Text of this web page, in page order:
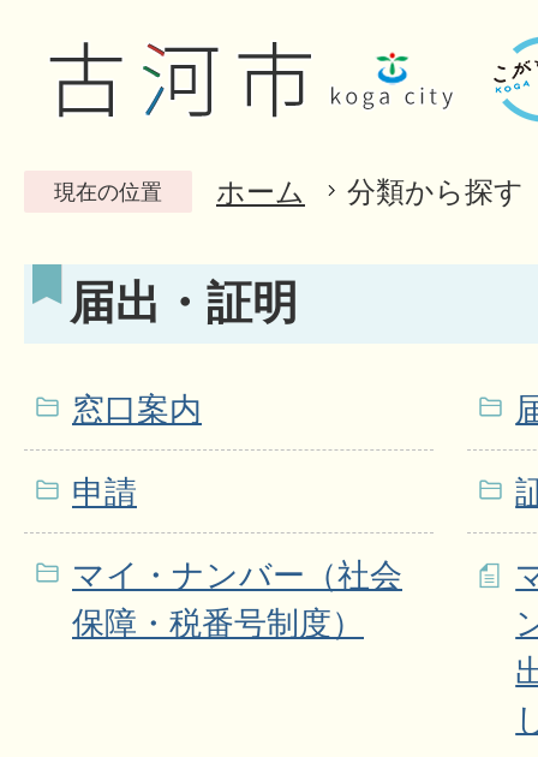
現在の位置 ホーム 分類から探す
届出・証明
窓口案内
申請
マイ・ナンバー（社会
保障・税番号制度）